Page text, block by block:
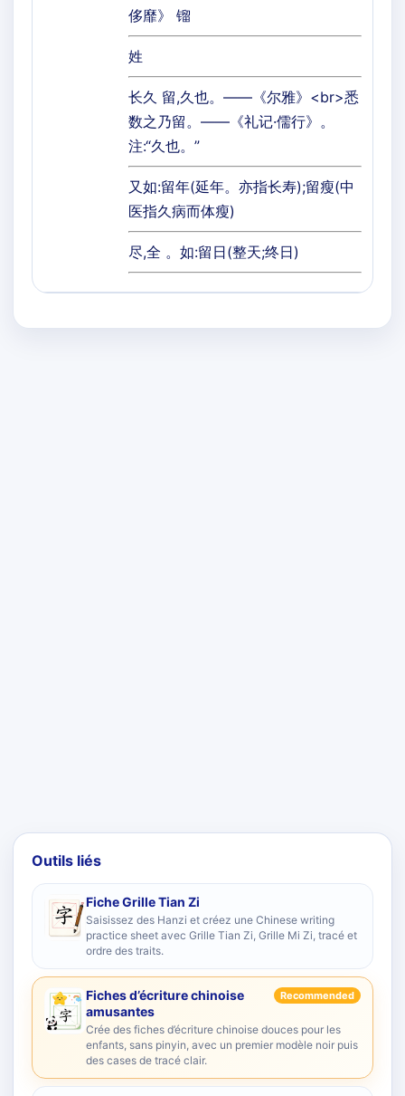
侈靡》 镏
姓
长久 留,久也。——《尔雅》<br>悉
数之乃留。——《礼记·儒行》。
注:“久也。”
又如:留年(延年。亦指长寿);留瘦(中
医指久病而体瘦)
尽,全 。如:留日(整天;终日)
Outils liés
Fiche Grille Tian Zi
Saisissez des Hanzi et créez une Chinese writing
practice sheet avec Grille Tian Zi, Grille Mi Zi, tracé et
ordre des traits.
Fiches d’écriture chinoise
amusantes
Recommended
Crée des fiches d’écriture chinoise douces pour les
enfants, sans pinyin, avec un premier modèle noir puis
des cases de tracé clair.